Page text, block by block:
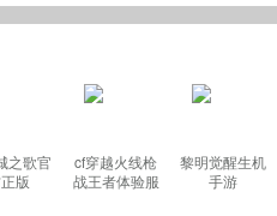
者游戏的代入感极强，丰富的主
其境，多元创新的副本以及各种
特色养成系统，软萌娇羞的女
之歌官
版
cf穿越火线枪
战王者体验服
黎明觉醒生机
手游